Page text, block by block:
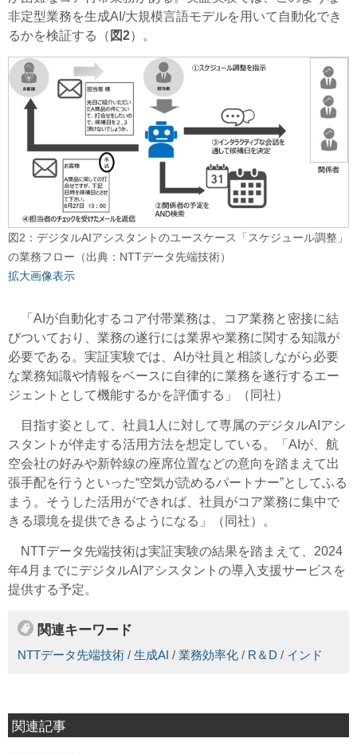
非定型業務を生成AI/大規模言語モデルを用いて自動化でき
るかを検証する（ 図2）。
図2：デジタルAIアシスタントのユースケース「スケジュール調整」
の業務フロー（出典：NTTデータ先端技術）
拡大画像表示
「AIが自動化するコア付帯業務は、コア業務と密接に結
びついており、業務の遂行には業界や業務に関する知識が
必要である。実証実験では、AIが社員と相談しながら必要
な業務知識や情報をベースに自律的に業務を遂行するエー
ジェントとして機能するかを評価する」（同社）
目指す姿として、社員1人に対して専属のデジタルAIアシ
スタントが伴走する活用方法を想定している。「AIが、航
空会社の好みや新幹線の座席位置などの意向を踏まえて出
張手配を行うといった“空気が読めるパートナー”としてふる
まう。そうした活用ができれば、社員がコア業務に集中で
きる環境を提供できるようになる」（同社）。
NTTデータ先端技術は実証実験の結果を踏まえて、2024
年4月までにデジタルAIアシスタントの導入支援サービスを
提供する予定。
関連キーワード
NTTデータ先端技術 / 生成AI / 業務効率化 / R＆D / インド
関連記事